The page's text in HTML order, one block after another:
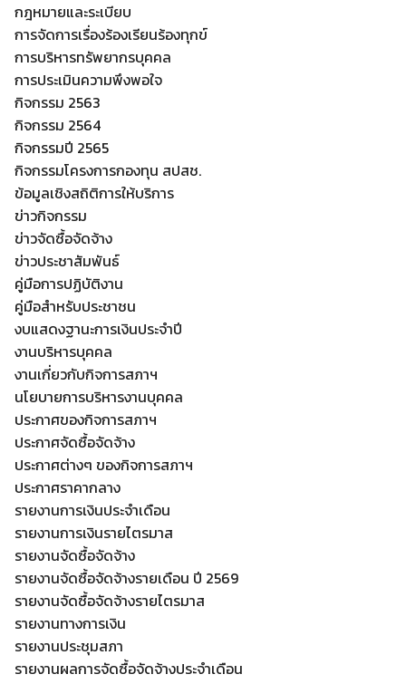
Search
for:
กฎหมายและระเบียบ
การจัดการเรื่องร้องเรียนร้องทุกข์
การบริหารทรัพยากรบุคคล
การประเมินความพึงพอใจ
กิจกรรม 2563
กิจกรรม 2564
กิจกรรมปี 2565
กิจกรรมโครงการกองทุน สปสช.
ข้อมูลเชิงสถิติการให้บริการ
ข่าวกิจกรรม
ข่าวจัดซื้อจัดจ้าง
ข่าวประชาสัมพันธ์
คู่มือการปฏิบัติงาน
คู่มือสำหรับประชาชน
งบแสดงฐานะการเงินประจำปี
งานบริหารบุคคล
งานเกี่ยวกับกิจการสภาฯ
นโยบายการบริหารงานบุคคล
ประกาศของกิจการสภาฯ
ประกาศจัดซื้อจัดจ้าง
ประกาศต่างๆ ของกิจการสภาฯ
ประกาศราคากลาง
รายงานการเงินประจำเดือน
รายงานการเงินรายไตรมาส
รายงานจัดซื้อจัดจ้าง
รายงานจัดซื้อจัดจ้างรายเดือน ปี 2569
รายงานจัดซื้อจัดจ้างรายไตรมาส
รายงานทางการเงิน
รายงานประชุมสภา
รายงานผลการจัดซื้อจัดจ้างประจำเดือน